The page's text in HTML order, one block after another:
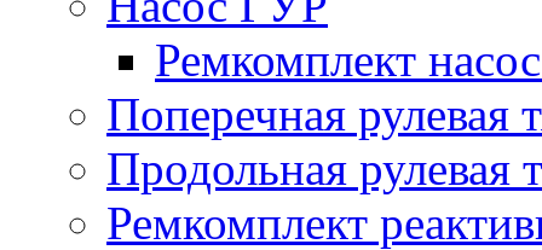
Ремкомплект
Поперечная рулевая
Продольная рулевая
Ремкомплект